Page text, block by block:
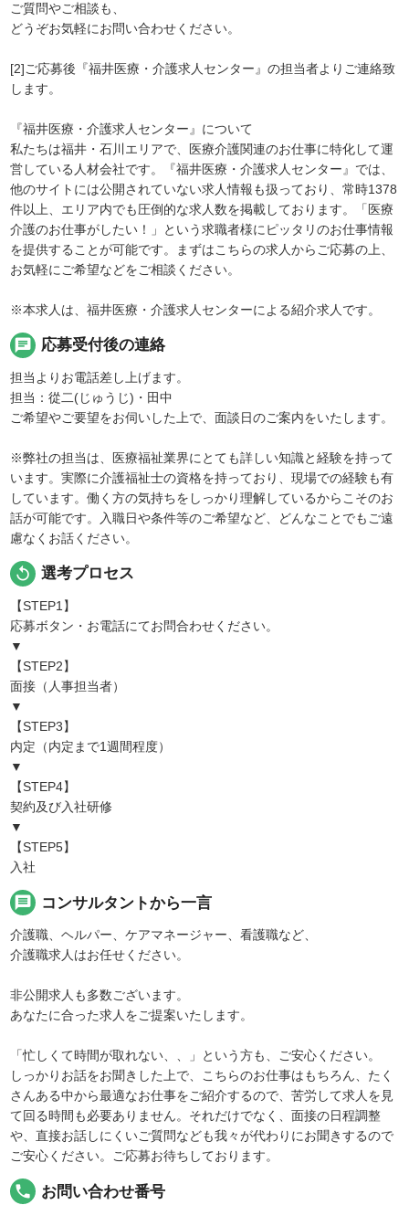
ご質問やご相談も、
どうぞお気軽にお問い合わせください。
[2]ご応募後『福井医療・介護求人センター』の担当者よりご連絡致
します。
『福井医療・介護求人センター』について
私たちは福井・石川エリアで、医療介護関連のお仕事に特化して運
営している人材会社です。『福井医療・介護求人センター』では、
他のサイトには公開されていない求人情報も扱っており、常時1378
件以上、エリア内でも圧倒的な求人数を掲載しております。「医療
介護のお仕事がしたい！」という求職者様にピッタリのお仕事情報
を提供することが可能です。まずはこちらの求人からご応募の上、
お気軽にご希望などをご相談ください。
※本求人は、福井医療・介護求人センターによる紹介求人です。
chat 応募受付後の連絡
担当よりお電話差し上げます。
担当：從二(じゅうじ)・田中
ご希望やご要望をお伺いした上で、面談日のご案内をいたします。
※弊社の担当は、医療福祉業界にとても詳しい知識と経験を持って
います。実際に介護福祉士の資格を持っており、現場での経験も有
しています。働く方の気持ちをしっかり理解しているからこそのお
話が可能です。入職日や条件等のご希望など、どんなことでもご遠
慮なくお話ください。
replay 選考プロセス
【STEP1】
応募ボタン・お電話にてお問合わせください。
▼
【STEP2】
面接（人事担当者）
▼
【STEP3】
内定（内定まで1週間程度）
▼
【STEP4】
契約及び入社研修
▼
【STEP5】
入社
message コンサルタントから一言
介護職、ヘルパー、ケアマネージャー、看護職など、
介護職求人はお任せください。
非公開求人も多数ございます。
あなたに合った求人をご提案いたします。
「忙しくて時間が取れない、、」という方も、ご安心ください。
しっかりお話をお聞きした上で、こちらのお仕事はもちろん、たく
さんある中から最適なお仕事をご紹介するので、苦労して求人を見
て回る時間も必要ありません。それだけでなく、面接の日程調整
や、直接お話しにくいご質問なども我々が代わりにお聞きするので
ご安心ください。ご応募お待ちしております。
local_phone お問い合わせ番号